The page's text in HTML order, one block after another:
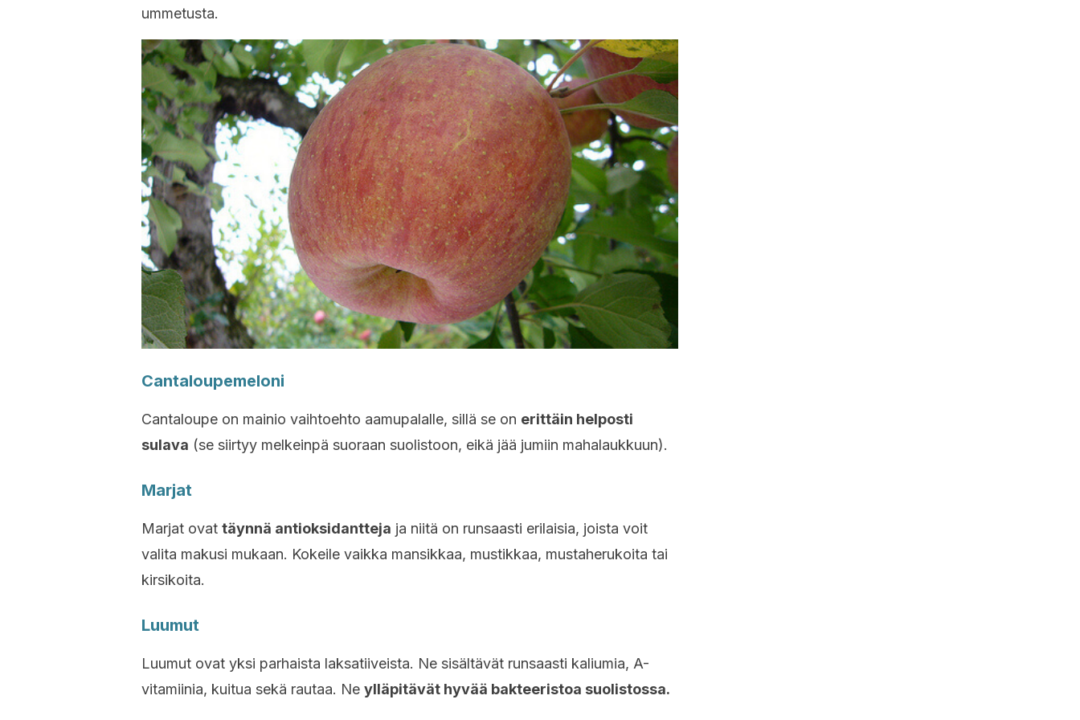
ummetusta.
Cantaloupemeloni
Cantaloupe on mainio vaihtoehto aamupalalle, sillä se on erittäin helposti
sulava (se siirtyy melkeinpä suoraan suolistoon, eikä jää jumiin mahalaukkuun).
Marjat
Marjat ovat täynnä antioksidantteja ja niitä on runsaasti erilaisia, joista voit
valita makusi mukaan. Kokeile vaikka mansikkaa, mustikkaa, mustaherukoita tai
kirsikoita.
Luumut
Luumut ovat yksi parhaista laksatiiveista. Ne sisältävät runsaasti kaliumia, A-
vitamiinia, kuitua sekä rautaa. Ne ylläpitävät hyvää bakteeristoa suolistossa.